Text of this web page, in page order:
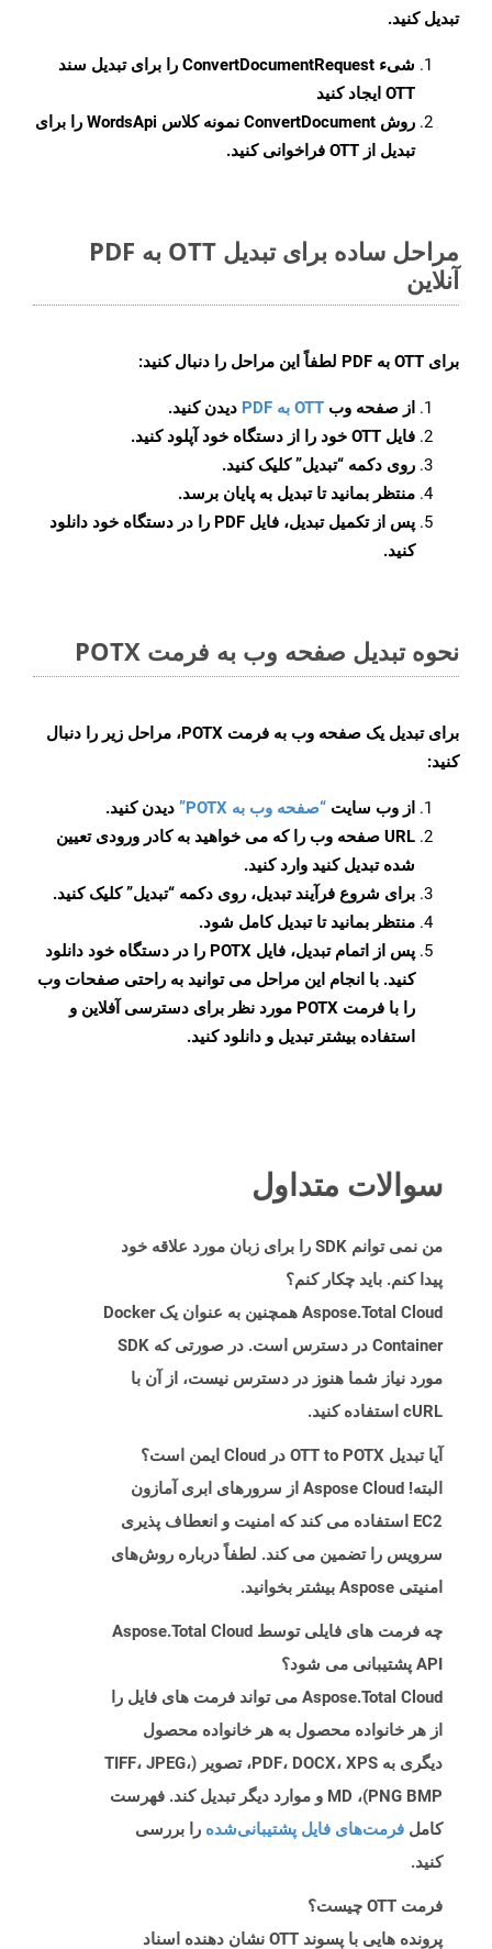
تبدیل کنید.
شیء ConvertDocumentRequest را برای تبدیل سند
OTT ایجاد کنید
روش ConvertDocument
نمونه کلاس WordsApi را برای
تبدیل از OTT فراخوانی کنید.
مراحل ساده برای تبدیل OTT به PDF
آنلاین
برای OTT به PDF لطفاً این مراحل را دنبال کنید:
از صفحه وب OTT به PDF
دیدن کنید.
فایل OTT خود را از دستگاه خود آپلود کنید.
روی دکمه “تبدیل”کلیک کنید.
منتظر بمانید تا تبدیل به پایان برسد.
پس از تکمیل تبدیل، فایل PDF را در دستگاه خود دانلود
کنید.
نحوه تبدیل صفحه وب به فرمت POTX
برای تبدیل یک صفحه وب به فرمت POTX، مراحل زیر را دنبال
کنید:
از وب سایت “صفحه وب به POTX”
دیدن کنید.
URL صفحه وب را که می خواهید به کادر ورودی تعیین
شده تبدیل کنید وارد کنید.
برای شروع فرآیند تبدیل، روی دکمه “تبدیل” کلیک کنید.
منتظر بمانید تا تبدیل کامل شود.
پس از اتمام تبدیل، فایل POTX را در دستگاه خود دانلود
کنید. با انجام این مراحل می توانید به راحتی صفحات وب
را با فرمت POTX مورد نظر برای دسترسی آفلاین و
استفاده بیشتر تبدیل و دانلود کنید.
سوالات متداول
من نمی توانم SDK را برای زبان مورد علاقه خود
پیدا کنم. باید چکار کنم؟
Aspose.Total Cloud همچنین به عنوان یک Docker
Container در دسترس است. در صورتی که SDK
مورد نیاز شما هنوز در دسترس نیست، از آن با
cURL استفاده کنید.
آیا تبدیل OTT to POTX در Cloud ایمن است؟
البته! Aspose Cloud از سرورهای ابری آمازون
EC2 استفاده می کند که امنیت و انعطاف پذیری
سرویس را تضمین می کند. لطفاً درباره روش‌های
امنیتی Aspose بیشتر بخوانید.
چه فرمت های فایلی توسط Aspose.Total Cloud
API پشتیبانی می شود؟
Aspose.Total Cloud می تواند فرمت های فایل را
از هر خانواده محصول به هر خانواده محصول
دیگری به PDF، DOCX، XPS، تصویر (TIFF، JPEG،
PNG BMP)، MD و موارد دیگر تبدیل کند. فهرست
کامل فرمت‌های فایل پشتیبانی‌شده را بررسی
کنید.
فرمت OTT چیست؟
پرونده هایی با پسوند OTT نشان دهنده اسناد